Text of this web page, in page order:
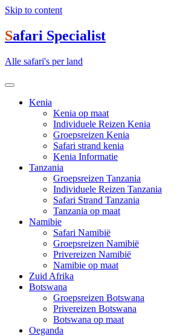
Skip to content
Safari Specialist
Alle safari's per land
Kenia
Kenia op maat
Individuele Reizen Kenia
Groepsreizen Kenia
Safari strand kenia
Kenia Informatie
Tanzania
Groepsreizen Tanzania
Individuele Reizen Tanzania
Safari Strand Tanzania
Tanzania op maat
Namibie
Safari Namibië
Groepsreizen Namibië
Privereizen Namibië
Namibie op maat
Zuid Afrika
Botswana
Groepsreizen Botswana
Privereizen Botswana
Botswana op maat
Oeganda